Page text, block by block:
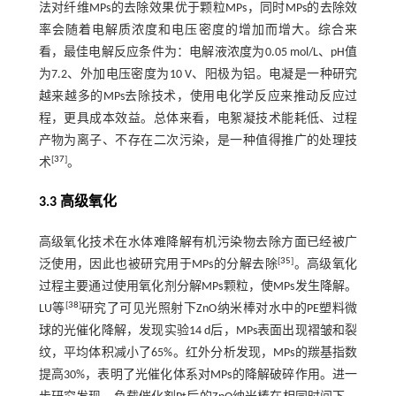
法对纤维MPs的去除效果优于颗粒MPs，同时MPs的去除效
率会随着电解质浓度和电压密度的增加而增大。综合来
看，最佳电解反应条件为：电解液浓度为0.05 mol/L、pH值
为7.2、外加电压密度为10 V、阳极为铝。电凝是一种研究
越来越多的MPs去除技术，使用电化学反应来推动反应过
程，更具成本效益。总体来看，电絮凝技术能耗低、过程
产物为离子、不存在二次污染，是一种值得推广的处理技
术[37]。
3.3 高级氧化
高级氧化技术在水体难降解有机污染物去除方面已经被广
泛使用，因此也被研究用于MPs的分解去除[35]。高级氧化
过程主要通过使用氧化剂分解MPs颗粒，使MPs发生降解。
LU等[38]研究了可见光照射下ZnO纳米棒对水中的PE塑料微
球的光催化降解，发现实验14 d后，MPs表面出现褶皱和裂
纹，平均体积减小了65%。红外分析发现，MPs的羰基指数
提高30%，表明了光催化体系对MPs的降解破碎作用。进一